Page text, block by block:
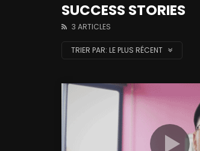
SUCCESS STORIES
3 ARTICLES
TRIER PAR: LE PLUS RÉCENT